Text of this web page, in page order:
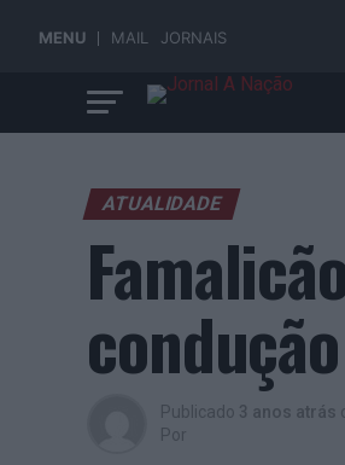
MENU MAIL JORNAIS
ATUALIDADE
Publicado 3 anos atrás
Por